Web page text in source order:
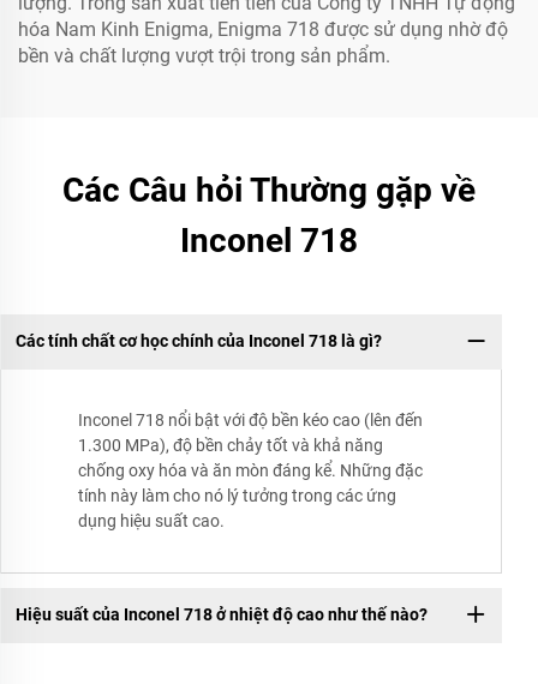
hóa Nam Kinh Enigma, Enigma 718 được sử dụng nhờ độ
bền và chất lượng vượt trội trong sản phẩm.
Các Câu hỏi Thường gặp về
Inconel 718
Các tính chất cơ học chính của Inconel 718 là gì?
Inconel 718 nổi bật với độ bền kéo cao (lên đến
1.300 MPa), độ bền chảy tốt và khả năng
chống oxy hóa và ăn mòn đáng kể. Những đặc
tính này làm cho nó lý tưởng trong các ứng
dụng hiệu suất cao.
Hiệu suất của Inconel 718 ở nhiệt độ cao như thế nào?